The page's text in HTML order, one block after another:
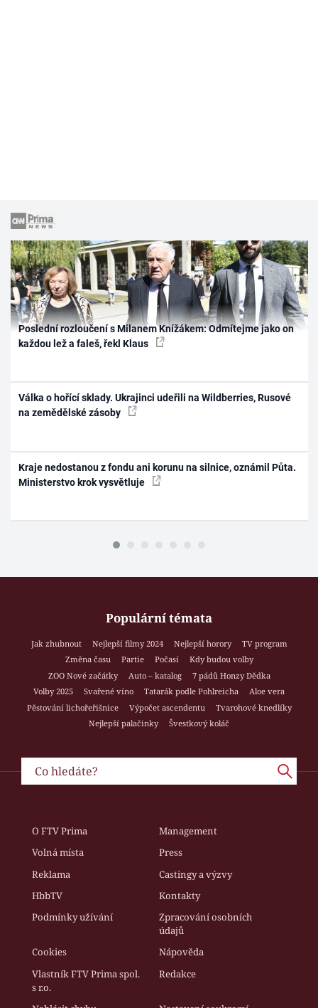
Poslední rozloučení s Milanem Knížákem: Odmítejme jako on
každou lež a faleš, řekl Klaus
Válka o hořící sklady. Ukrajinci udeřili na Wildberries, Rusové
na zemědělské zásoby
Kraje nedostanou z fondu ani korunu na silnice, oznámil Půta.
Ministerstvo krok vysvětluje
Populární témata
Jak zhubnout Nejlepší filmy 2024 Nejlepší horory
TV program
Změna času
Partie Počasí
Kdy budou volby
ZOO Nové začátky
Auto – katalog
7 pádů Honzy Dědka
Volby 2025
Svařené víno Tatarák podle Pohlreicha
Aloe vera
Pěstování lichořeřišnice
Výpočet ascendentu
Tvarohové knedlíky
Nejlepší palačinky
Švestkový koláč
O FTV Prima
Management
Volná místa
Press
Reklama
Castingy a výzvy
HbbTV
Kontakty
Podmínky užívání
Zpracování osobních
údajů
Cookies
Nápověda
Vlastník FTV Prima spol.
s r.o.
Redakce